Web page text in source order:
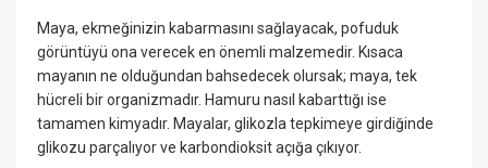
Maya, ekmeğinizin kabarmasını sağlayacak, pofuduk
görüntüyü ona verecek en önemli malzemedir. Kısaca
mayanın ne olduğundan bahsedecek olursak; maya, tek
hücreli bir organizmadır. Hamuru nasıl kabarttığı ise
tamamen kimyadır. Mayalar, glikozla tepkimeye girdiğinde
glikozu parçalıyor ve karbondioksit açığa çıkıyor.